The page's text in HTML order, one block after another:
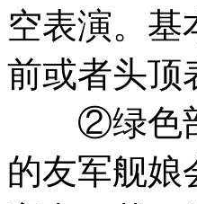
相关来源
2019年8
8月12
上开始
空表演。基
前或者头顶
②绿色
的友军舰娘